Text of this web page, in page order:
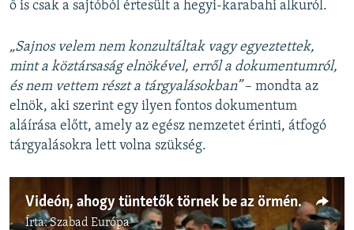
ő is csak a sajtóból értesült a hegyi-karabahi alkuról.
„Sajnos velem nem konzultáltak vagy egyeztettek,
mint a köztársaság elnökével, erről a dokumentumról,
és nem vettem részt a tárgyalásokban”– mondta az
elnök, aki szerint egy ilyen fontos dokumentum
aláírása előtt, amely az egész nemzetet érinti, átfogó
tárgyalásokra lett volna szükség.
Videón, ahogy tüntetők törnek be az örmény parlamentbe
Írta:Szabad Európa